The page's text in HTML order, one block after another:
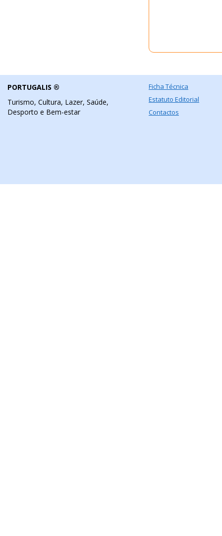
PORTUGALIS ®
Turismo, Cultura, Lazer, Saúde,
Desporto e Bem-estar
Ficha Técnica
Estatuto Editorial
Contactos